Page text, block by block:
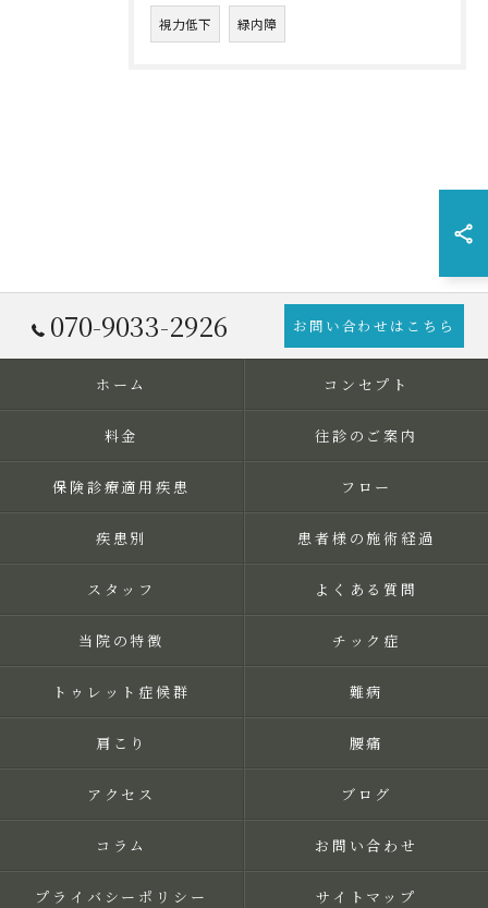
視力低下 緑内障
070-9033-2926 お問い合わせはこちら
ホーム コンセプト
料金 往診のご案内
保険診療適用疾患 フロー
疾患別 患者様の施術経過
スタッフ よくある質問
当院の特徴 チック症
トゥレット症候群 難病
肩こり 腰痛
アクセス ブログ
コラム お問い合わせ
プライバシーポリシー サイトマップ